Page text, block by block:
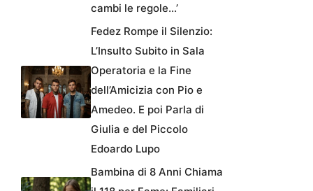
cambi le regole…’
Fedez Rompe il Silenzio:
L’Insulto Subito in Sala
Operatoria e la Fine
dell’Amicizia con Pio e
Amedeo. E poi Parla di
Giulia e del Piccolo
Edoardo Lupo
Bambina di 8 Anni Chiama